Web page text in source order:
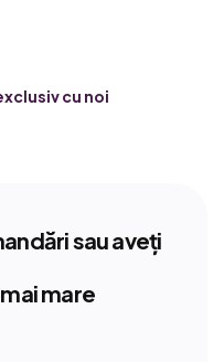
cu noi
sau aveți
mare